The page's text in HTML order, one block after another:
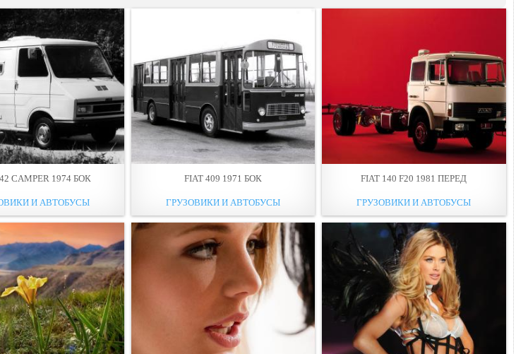
CAMPER 1974 БОК
И АВТОБУСЫ
FIAT 409 1971 БОК
ГРУЗОВИКИ И АВТОБУСЫ
FIAT 140 F20 1981 ПЕРЕД
ГРУЗОВИКИ И АВТОБУСЫ